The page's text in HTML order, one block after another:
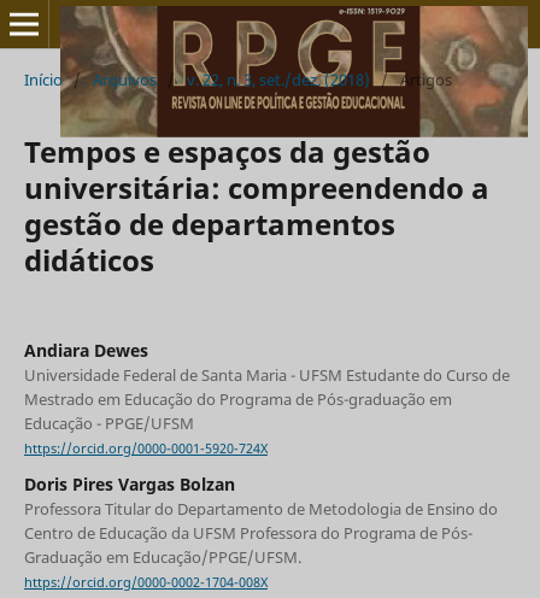
Início / Arquivos / v. 22, n. 3, set./dez. (2018) / Artigos
Tempos e espaços da gestão
universitária: compreendendo a
gestão de departamentos
didáticos
Andiara Dewes
Universidade Federal de Santa Maria - UFSM Estudante do Curso de
Mestrado em Educação do Programa de Pós-graduação em
Educação - PPGE/UFSM
https://orcid.org/0000-0001-5920-724X
Doris Pires Vargas Bolzan
Professora Titular do Departamento de Metodologia de Ensino do
Centro de Educação da UFSM Professora do Programa de Pós-
Graduação em Educação/PPGE/UFSM.
https://orcid.org/0000-0002-1704-008X